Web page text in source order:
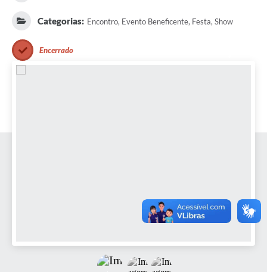
Categorias: Encontro, Evento Beneficente, Festa, Show
Encerrado